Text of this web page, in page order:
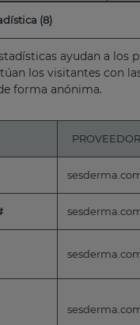
(8)
ayudan a
los visitantes con
forma anónima.
PROVEEDOR